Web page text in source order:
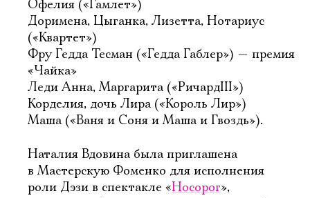
Офелия («Гамлет»)
Доримена, Цыганка, Лизетта, Нотариус
(«Квартет»)
Фру Гедда Тесман («Гедда Габлер») — премия
«Чайка»
Леди Анна, Маргарита («РичардIII»)
Корделия, дочь Лира («Король Лир»)
Маша («Ваня и Соня и Маша и Гвоздь»).
Наталия Вдовина была приглашена
в Мастерскую Фоменко для исполнения
роли Дэзи в спектакле «Носорог»,